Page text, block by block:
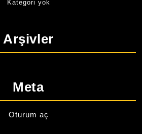
Kategori yok
Arşivler
Meta
Oturum aç